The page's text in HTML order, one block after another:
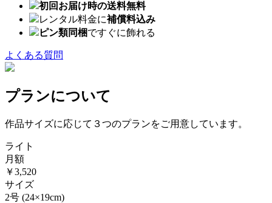
初回お届け時の送料無料
レンタル料金に補償料込み
ピン類同梱ですぐに飾れる
よくある質問
プランについて
作品サイズに応じて３つのプランをご用意しています。
ライト
月額
￥3,520
サイズ
2号 (24×19cm)